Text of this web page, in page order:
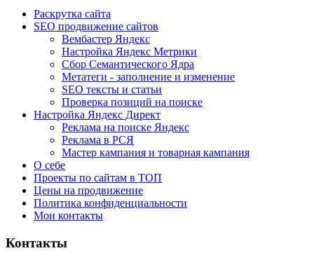
Раскрутка сайта
SEO продвижение сайтов
Вембастер Яндекс
Настройка Яндекс Метрики
Сбор Семантического Ядра
Метатеги - заполнение и изменение
SEO тексты и статьи
Проверка позиций на поиске
Настройка Яндекс Директ
Реклама на поиске Яндекс
Реклама в РСЯ
Мастер кампания и товарная кампания
О себе
Проекты по сайтам в ТОП
Цены на продвижение
Политика конфиденциальности
Мои контакты
Контакты